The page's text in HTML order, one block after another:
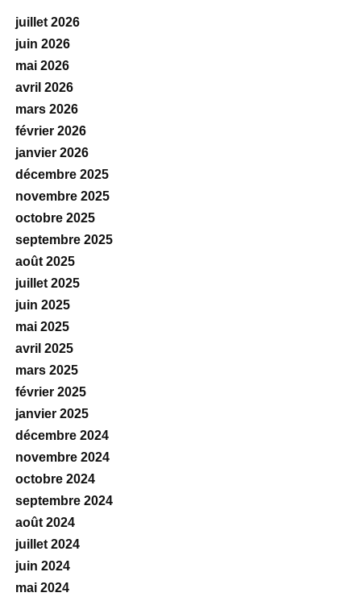
juillet 2026
juin 2026
mai 2026
avril 2026
mars 2026
février 2026
janvier 2026
décembre 2025
novembre 2025
octobre 2025
septembre 2025
août 2025
juillet 2025
juin 2025
mai 2025
avril 2025
mars 2025
février 2025
janvier 2025
décembre 2024
novembre 2024
octobre 2024
septembre 2024
août 2024
juillet 2024
juin 2024
mai 2024